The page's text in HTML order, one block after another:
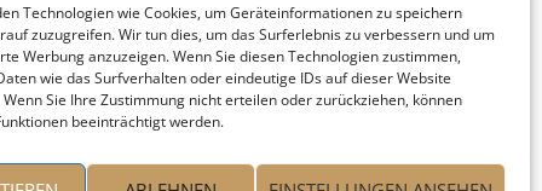
Technologien wie Cookies, um Geräteinformationen zu speichern
zuzugreifen. Wir tun dies, um das Surferlebnis zu verbessern und um
Werbung anzuzeigen. Wenn Sie diesen Technologien zustimmen,
wie das Surfverhalten oder eindeutige IDs auf dieser Website
Sie Ihre Zustimmung nicht erteilen oder zurückziehen, können
beeinträchtigt werden.